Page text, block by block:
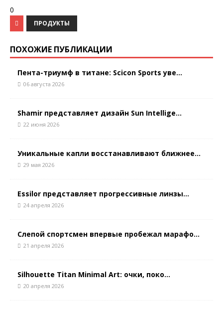
0
ПРОДУКТЫ
ПОХОЖИЕ ПУБЛИКАЦИИ
Пента-триумф в титане: Scicon Sports уве...
06 августа 2026
Shamir представляет дизайн Sun Intellige...
22 июня 2026
Уникальные капли восстанавливают ближнее...
29 мая 2026
Essilor представляет прогрессивные линзы...
24 апреля 2026
Слепой спортсмен впервые пробежал марафо...
21 апреля 2026
Silhouette Titan Minimal Art: очки, поко...
20 апреля 2026